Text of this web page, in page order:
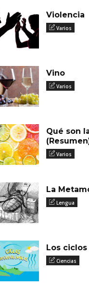
Violencia
Varios
Vino
Varios
Qué son
Varios
La
Lengua
Los
Ciencias